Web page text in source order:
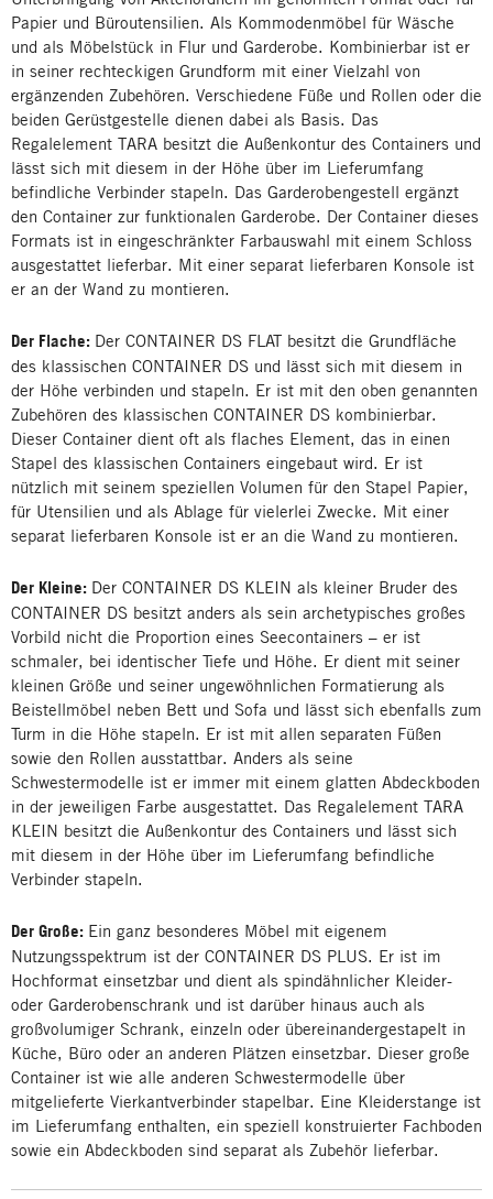
Papier und Büroutensilien. Als Kommodenmöbel für Wäsche
und als Möbelstück in Flur und Garderobe. Kombinierbar ist er
in seiner rechteckigen Grundform mit einer Vielzahl von
ergänzenden Zubehören. Verschiedene Füße und Rollen oder die
beiden Gerüstgestelle dienen dabei als Basis. Das
Regalelement TARA besitzt die Außenkontur des Containers und
lässt sich mit diesem in der Höhe über im Lieferumfang
befindliche Verbinder stapeln. Das Garderobengestell ergänzt
den Container zur funktionalen Garderobe. Der Container dieses
Formats ist in eingeschränkter Farbauswahl mit einem Schloss
ausgestattet lieferbar. Mit einer separat lieferbaren Konsole ist
er an der Wand zu montieren.
Der Flache: Der CONTAINER DS FLAT besitzt die Grundfläche
des klassischen CONTAINER DS und lässt sich mit diesem in
der Höhe verbinden und stapeln. Er ist mit den oben genannten
Zubehören des klassischen CONTAINER DS kombinierbar.
Dieser Container dient oft als flaches Element, das in einen
Stapel des klassischen Containers eingebaut wird. Er ist
nützlich mit seinem speziellen Volumen für den Stapel Papier,
für Utensilien und als Ablage für vielerlei Zwecke. Mit einer
separat lieferbaren Konsole ist er an die Wand zu montieren.
Der Kleine: Der CONTAINER DS KLEIN als kleiner Bruder des
CONTAINER DS besitzt anders als sein archetypisches großes
Vorbild nicht die Proportion eines Seecontainers – er ist
schmaler, bei identischer Tiefe und Höhe. Er dient mit seiner
kleinen Größe und seiner ungewöhnlichen Formatierung als
Beistellmöbel neben Bett und Sofa und lässt sich ebenfalls zum
Turm in die Höhe stapeln. Er ist mit allen separaten Füßen
sowie den Rollen ausstattbar. Anders als seine
Schwestermodelle ist er immer mit einem glatten Abdeckboden
in der jeweiligen Farbe ausgestattet. Das Regalelement TARA
KLEIN besitzt die Außenkontur des Containers und lässt sich
mit diesem in der Höhe über im Lieferumfang befindliche
Verbinder stapeln.
Der Große: Ein ganz besonderes Möbel mit eigenem
Nutzungsspektrum ist der CONTAINER DS PLUS. Er ist im
Hochformat einsetzbar und dient als spindähnlicher Kleider-
oder Garderobenschrank und ist darüber hinaus auch als
großvolumiger Schrank, einzeln oder übereinandergestapelt in
Küche, Büro oder an anderen Plätzen einsetzbar. Dieser große
Container ist wie alle anderen Schwestermodelle über
mitgelieferte Vierkantverbinder stapelbar. Eine Kleiderstange ist
im Lieferumfang enthalten, ein speziell konstruierter Fachboden
sowie ein Abdeckboden sind separat als Zubehör lieferbar.